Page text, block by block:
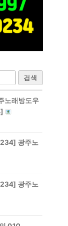
검색
노래방도우
광주노
광주노